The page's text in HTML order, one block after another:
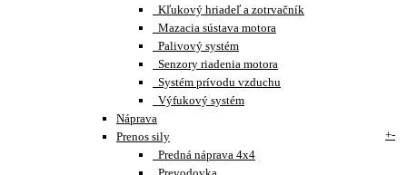
Kľukový hriadeľ a zotrvačník
Mazacia sústava motora
Palivový systém
Senzory riadenia motora
Systém prívodu vzduchu
Výfukový systém
Náprava
Prenos sily
+-
Predná náprava 4x4